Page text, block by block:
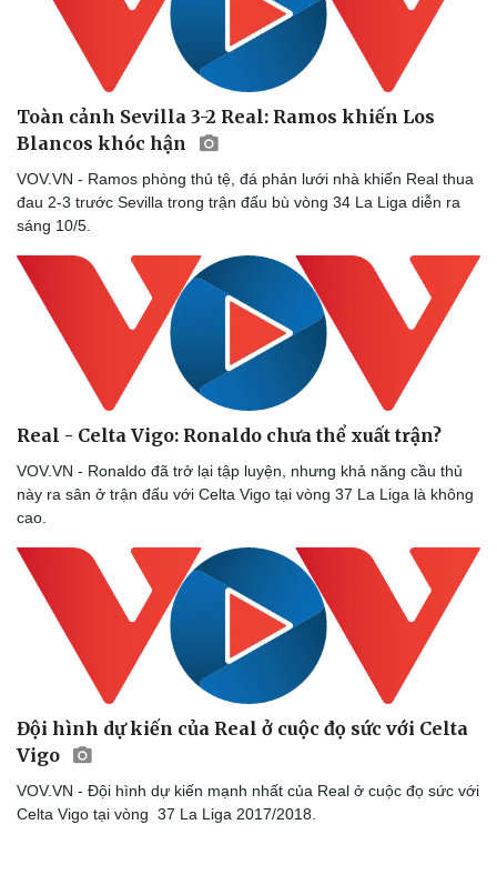
Sức khỏe
Dinh dưỡng - món ngon
Cây thuốc
Sản phụ khoa
Nhi khoa
Nam khoa
Làm đẹp - giảm cân
Phòng mạch online
Ăn sạch sống khỏe
Đời sống
Nhà đẹp
Tình yêu - Gia đình
Toàn cảnh Sevilla 3-2 Real: Ramos khiến Los
Blancos khóc hận
VOV.VN - Ramos phòng thủ tệ, đá phản lưới nhà khiến Real thua
đau 2-3 trước Sevilla trong trận đấu bù vòng 34 La Liga diễn ra
sáng 10/5.
Real - Celta Vigo: Ronaldo chưa thể xuất trận?
VOV.VN - Ronaldo đã trở lại tập luyện, nhưng khả năng cầu thủ
này ra sân ở trận đấu với Celta Vigo tại vòng 37 La Liga là không
cao.
Đội hình dự kiến của Real ở cuộc đọ sức với Celta
Vigo
VOV.VN - Đội hình dự kiến mạnh nhất của Real ở cuộc đọ sức với
Celta Vigo tại vòng 37 La Liga 2017/2018.